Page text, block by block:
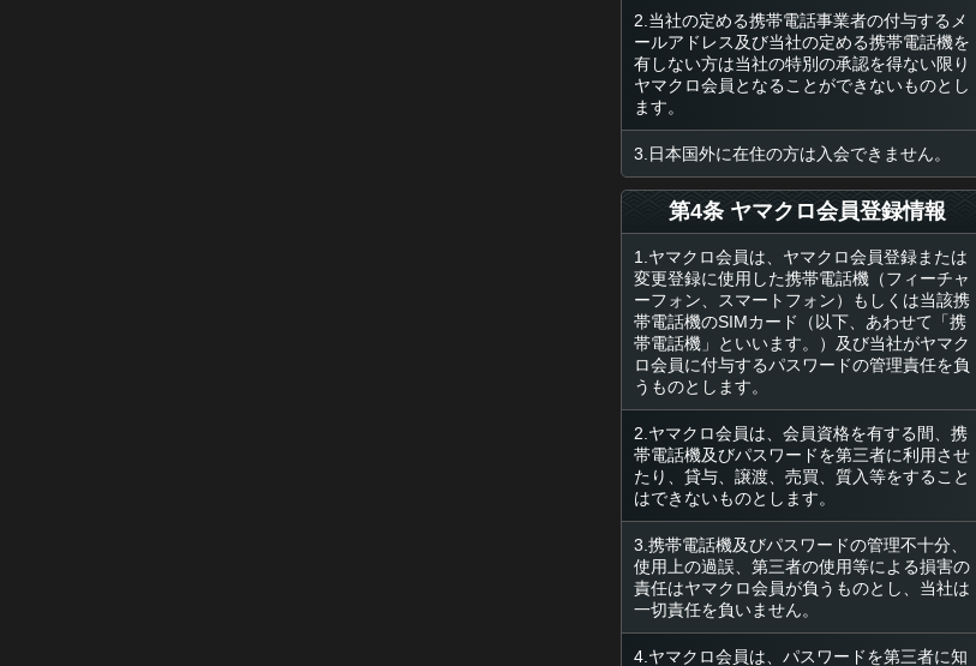
2.当社の定める携帯電話事業者の付与するメ
ールアドレス及び当社の定める携帯電話機を
有しない方は当社の特別の承認を得ない限り
ヤマクロ会員となることができないものとし
ます。
3.日本国外に在住の方は入会できません。
第4条 ヤマクロ会員登録情報
1.ヤマクロ会員は、ヤマクロ会員登録または
変更登録に使用した携帯電話機（フィーチャ
ーフォン、スマートフォン）もしくは当該携
帯電話機のSIMカード（以下、あわせて「携
帯電話機」といいます。）及び当社がヤマク
ロ会員に付与するパスワードの管理責任を負
うものとします。
2.ヤマクロ会員は、会員資格を有する間、携
帯電話機及びパスワードを第三者に利用させ
たり、貸与、譲渡、売買、質入等をすること
はできないものとします。
3.携帯電話機及びパスワードの管理不十分、
使用上の過誤、第三者の使用等による損害の
責任はヤマクロ会員が負うものとし、当社は
一切責任を負いません。
4.ヤマクロ会員は、パスワードを第三者に知